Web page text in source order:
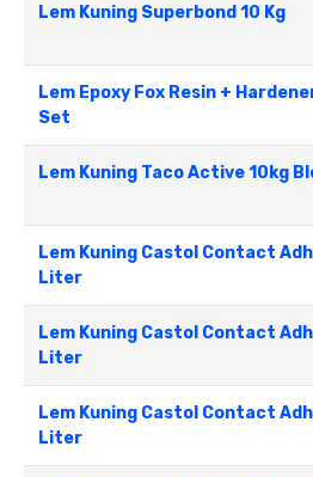
Lem Kuning Superbond 10 Kg
Lem Epoxy Fox Resin +
Set
Lem Kuning Taco Active 10kg
Lem Kuning Castol Contact
Liter
Lem Kuning Castol Contact
Liter
Lem Kuning Castol Contact
Liter